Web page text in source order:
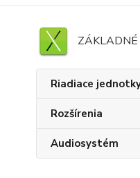
ZÁKLADNÉ
Riadiace
Rozšírenia
Audiosystém